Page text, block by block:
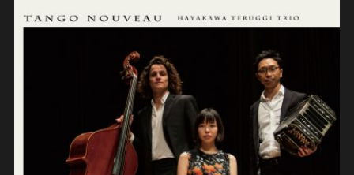
Hayakawa Teruggi trio – Tango
nouveau (2017)
(composition/contrebasse/improvisat